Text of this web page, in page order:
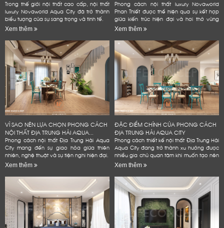
ĐẲNG...
Trong thế giới nội thất cao cấp, nội thất
luxury Novaworld Aqua City đã trở thành
biểu tượng của sự sang trọng và tinh tế.
Xem thêm
Phong cách nội thất luxury Novaworld
Phan Thiết được thể hiện qua sự kết hợp
giữa kiến trúc hiện đại và hơi thở vùng
biển.
Xem thêm
VÌ SAO NÊN LỰA CHỌN PHONG CÁCH
NỘI THẤT ĐỊA TRUNG HẢI AQUA...
Phong cách nội thất Địa Trung Hải Aqua
City mang đến sự giao hòa giữa thiên
nhiên, nghệ thuật và sự tiện nghi hiện đại.
Xem thêm
ĐẶC ĐIỂM CHÍNH CỦA PHONG CÁCH
ĐỊA TRUNG HẢI AQUA CITY
Phong cách thiết kế nội thất Địa Trung Hải
Aqua City đang trở thành xu hướng được
nhiều gia chủ quan tâm khi muốn tạo nên
không gian sống đẳng cấp
Xem thêm
Cảm ơn quý khách đã để lại thông tin.
Chúng tôi sẽ liên hệ lại trong thời gian sớm nhất